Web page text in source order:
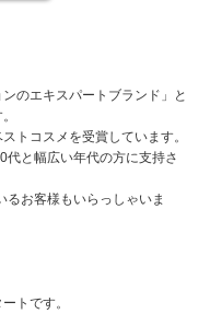
のエキスパートブランド」と
トコスメを受賞しています。
代と幅広い年代の方に支持さ
お客様もいらっしゃいま
トです。